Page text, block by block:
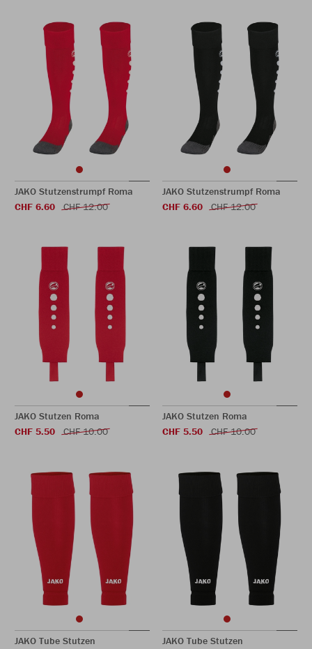
JAKO Stutzenstrumpf Roma
CHF 6.60
CHF 12.00
JAKO Stutzenstrumpf Roma
CHF 6.60
CHF 12.00
JAKO Stutzen Roma
CHF 5.50
CHF 10.00
JAKO Stutzen Roma
CHF 5.50
CHF 10.00
JAKO Tube Stutzen
JAKO Tube Stutzen